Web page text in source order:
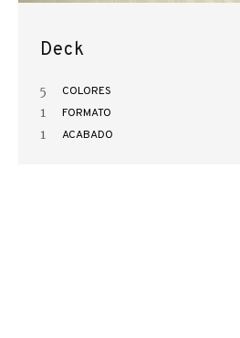
Deck
5 COLORES
1 FORMATO
1 ACABADO